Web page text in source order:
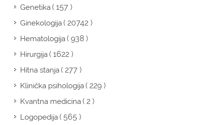
Genetika( 157 )
Ginekologija( 20742 )
Hematologija( 938 )
Hirurgija( 1622 )
Hitna stanja( 277 )
Klinička psihologija( 229 )
Kvantna medicina( 2 )
Logopedija( 565 )